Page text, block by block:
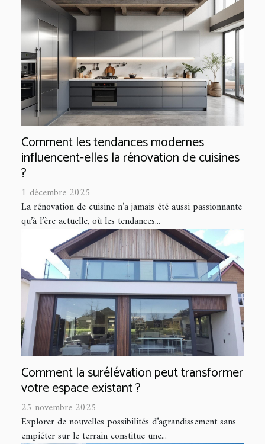
Comment les tendances modernes
influencent-elles la rénovation de cuisines
?
1 décembre 2025
La rénovation de cuisine n’a jamais été aussi passionnante
qu’à l’ère actuelle, où les tendances...
Comment la surélévation peut transformer
votre espace existant ?
25 novembre 2025
Explorer de nouvelles possibilités d’agrandissement sans
empiéter sur le terrain constitue une...